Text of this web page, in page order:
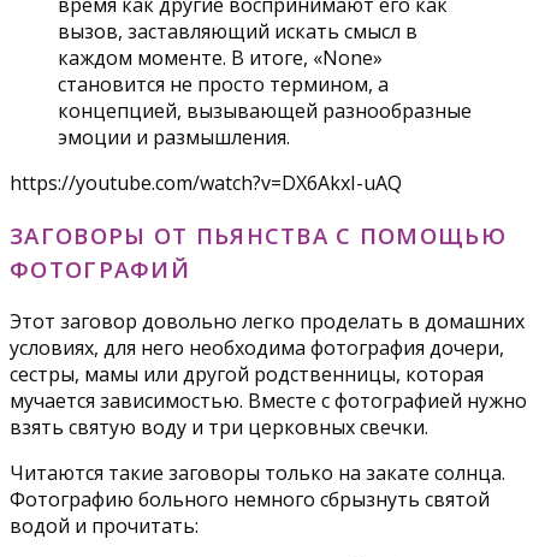
вызов, заставляющий искать смысл в
каждом моменте. В итоге, «None»
становится не просто термином, а
концепцией, вызывающей разнообразные
эмоции и размышления.
https://youtube.com/watch?v=DX6AkxI-uAQ
ЗАГОВОРЫ ОТ ПЬЯНСТВА С ПОМОЩЬЮ
ФОТОГРАФИЙ
Этот заговор довольно легко проделать в домашних
условиях, для него необходима фотография дочери,
сестры, мамы или другой родственницы, которая
мучается зависимостью. Вместе с фотографией нужно
взять святую воду и три церковных свечки.
Читаются такие заговоры только на закате солнца.
Фотографию больного немного сбрызнуть святой
водой и прочитать: